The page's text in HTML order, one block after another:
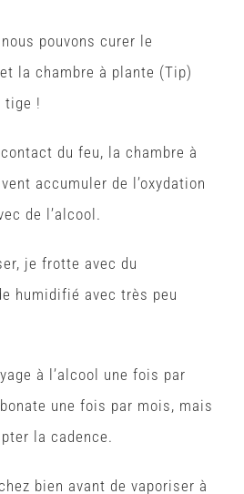
pouvons curer le
la chambre à plante (Tip)
tige !
du feu, la chambre à
accumuler de l’oxydation
de l’alcool.
je frotte avec du
humidifié avec très peu
à l’alcool une fois par
une fois par mois, mais
la cadence.
bien avant de vaporiser à